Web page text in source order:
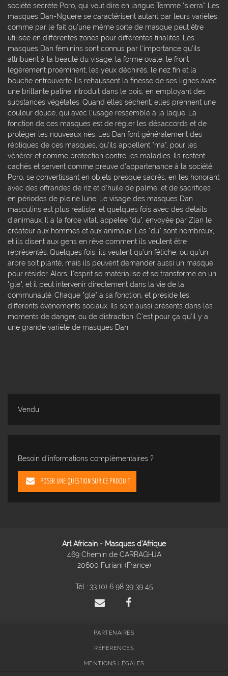
société secrète Poro, qui veut dire en langue Temmé "sierra". Les
masques Dan-Nguere se caractérisent autant par leurs variétés,
comme par le fait qu'une même sorte de masque peut être
utilisée en différentes zones pour différentes finalités. Les
masques Dan féminins sont connus par l'importance qu'ils
attribuent à la beauté du visage: la forme ovale, le front
légèrement proéminent, les yeux déchirés, le nez fin et la
bouche entrouverte. Ils rehaussent la finesse de ses lignes avec
une brillante patine introduit dans le bois, en employant des
substances végétales. Quand elles sèchent, elles prennent une
couleur douce, qui avec l'usage ressemble à la laque. La
fonction de ces masques est de régler les désaccords et de
protéger les nouveaux nés. Les Dan font généralement des
répliques de ces masques, qu'ils appellent "ma", pour les
vénérer et comme protection contre les maladies. Ils restent
cachés et servent comme preuve d'appartenance à la société
Poro, se convertissant en objets presque sacrés, en les honorant
avec des offrandes de riz et d'huile de palme, et de sacrifices
en périodes de pleine lune. Le visage des masques Dan
masculins est plus réaliste, et quelques fois avec des détails
d'animaux. Il a la force vital, appelée "du", envoyée par Zlan le
créateur aux hommes et aux animaux. Les "du" sont nombreux,
et ils disent aux gens en rêve comment ils veulent être
représentés. Quelques fois, ils veulent qu'un fétiche, ou qu'un
arbre soit planté, mais ils peuvent demander aussi un masque
pour résider. Alors, l'esprit se matérialise et se transforme en un
"gle", et il peut intervenir directement dans la vie de la
communauté. Chaque "gle" a sa fonction, et préside les
differents événements sociaux. Ils sont aussi présents dans les
moments de danger, ou de distraction. C'est pour ça qu'il y a
une grande variété de masques Dan.
Vendu
Besoin d'informations complémentaires ?
POSER UNE QUESTION SUR CE PRODUIT
Art Africain - Masques d'Afrique
469 Chemin de CARRAGHJA
20600 Furiani (France)
Tél : 33 (0) 6 98 39 39 45
PARTENAIRES
RÉFÉRENCES
MENTIONS LÉGALES